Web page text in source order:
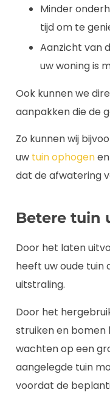
Minder
tijd om te
Aanzicht van
uw woning is
Ook kunnen we
aanpakken die de
Zo kunnen wij
uw tuin ophogen
dat de afwatering
Betere tuin
Door het laten
heeft uw oude tuin
uitstraling.
Door het
struiken en bomen
wachten op een
aangelegde tuin
voordat de